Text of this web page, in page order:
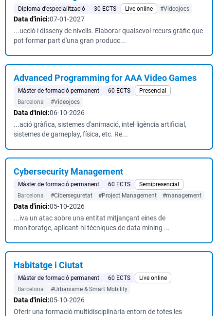
Diploma d'especialització 30 ECTS Live online #Videojocs
Data d'inici:07-01-2027
...ucció i disseny de nivells. Elaborar qualsevol recurs gràfic que
pot formar part d'una gran producc...
Advanced Programming for AAA Video Games
Màster de formació permanent 60 ECTS
Presencial
Barcelona
#Videojocs
Data d'inici:06-10-2026
...ació gràfica, sistemes d'animació, intel·ligència artificial,
sistemes de gameplay, física, etc. Re...
Cybersecurity Management
Màster de formació permanent 60 ECTS
Semipresencial
Barcelona
#Ciberseguretat #Project Management #management
Data d'inici:05-10-2026
...iva un atac sobre una entitat mitjançant eines de
monitoratge, aplicant-hi tècniques de data mining ...
Habitatge i Ciutat
Màster de formació permanent 60 ECTS
Live online
Barcelona
#Urbanisme & Smart Mobility
Data d'inici:05-10-2026
Oferir una formació multidisciplinària entorn de totes les